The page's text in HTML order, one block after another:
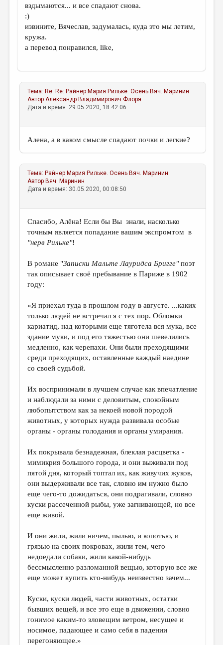
вздымаются... и все спадают снова.
:)
извините, Вячеслав, задумалась, куда это мы летим,
кружа.
а перевод понравился, like,
Тема: Re: Re: Райнер Мария Рильке. Осень Вяч. Маринин
АвторАлександр Владимирович Флоря
Дата и время: 29.05.2020, 18:42:06
Алена, а в каком смысле спадают почки и легкие?
Тема: Райнер Мария Рильке. Осень Вяч. Маринин
Автор Вяч. Маринин
Дата и время: 30.05.2020, 00:08:50
Спасибо, Алёна! Если бы Вы знали, насколько
точным является попадание вашим экспромтом в
"нерв Рильке"!
В романе "Записки Мальте Лауридса Бригге"поэт
так описывает своё пребывание в Париже в 1902
году:
«Я приехал туда в прошлом году в августе. ...каких
только людей не встречал я с тех пор. Обломки
кариатид, над которыми еще тяготела вся мука, все
здание муки, и под его тяжестью они шевелились
медленно, как черепахи. Они были преходящими
среди преходящих, оставленные каждый наедине
со своей судьбой.
Их воспринимали в лучшем случае как впечатление
и наблюдали за ними с деловитым, спокойным
любопытством как за некоей новой породой
животных, у которых нужда развивала особые
органы - органы голодания и органы умирания.
Их покрывала безнадежная, блеклая расцветка -
мимикрия большого города, и они выживали под
пятой дня, который топтал их, как живучих жуков,
они выдерживали все так, словно им нужно было
еще чего-то дожидаться, они подрагивали, словно
куски рассеченной рыбы, уже загнивающей, но все
еще живой.
И они жили, жили ничем, пылью, и копотью, и
грязью на своих покровах, жили тем, чего
недоедали собаки, жили какой-нибудь
бессмысленно разломанной вещью, которую все же
еще может купить кто-нибудь неизвестно зачем...
Куски, куски людей, части животных, остатки
бывших вещей, и все это еще в движении, словно
гонимое каким-то зловещим ветром, несущее и
носимое, падающее и само себя в падении
перегоняющее.»